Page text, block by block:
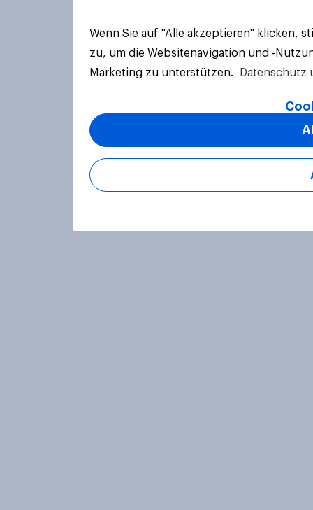
Wenn Sie auf "Alle akzeptieren" klicken,
zu, um die Websitenavigation und -
Marketing zu unterstützen.
Datenschutz